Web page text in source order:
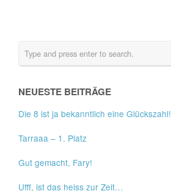
NEUESTE BEITRÄGE
Die 8 ist ja bekanntlich eine Glückszahl!
Tarraaa – 1. Platz
Gut gemacht, Fary!
Ufff, ist das heiss zur Zeit…